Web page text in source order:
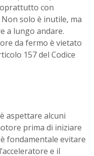
con
solo è inutile, ma
a lungo andare.
da fermo è vietato
157 del Codice
aspettare alcuni
prima di iniziare
fondamentale evitare
e il